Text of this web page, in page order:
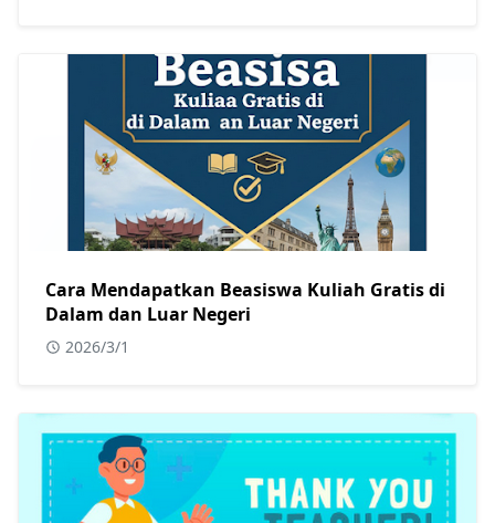
Cara Mendapatkan Beasiswa Kuliah Gratis di
Dalam dan Luar Negeri
2026/3/1